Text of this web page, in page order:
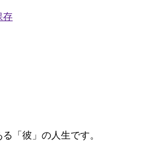
「彼」の人生です。